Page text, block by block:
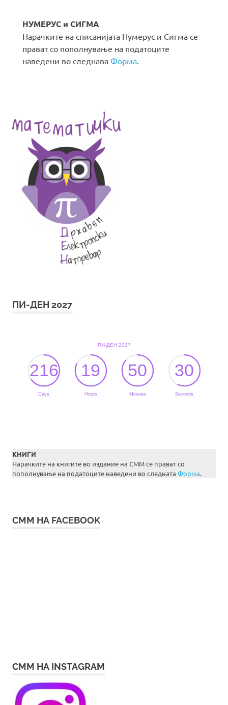
НУМЕРУС и СИГМА
Нарачките на списанијата Нумерус и Сигма се
прават со пополнување на податоците
наведени во следнава Форма
ПИ-ДЕН 2027
КНИГИ
Нарачките на книгите во издание на СММ се прават со
пополнување на податоците наведени во следната Форма.
СММ НА FACEBOOK
СММ НА INSTAGRAM